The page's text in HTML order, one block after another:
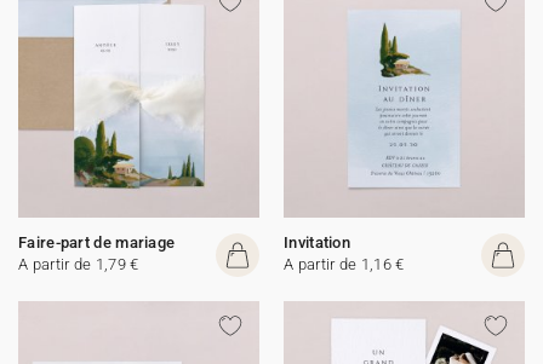
Faire-part de mariage
A partir de 1,79 €
Invitation
A partir de 1,16 €